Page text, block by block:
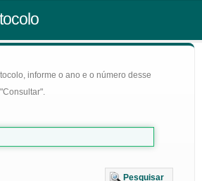
informe o ano e o número desse
Pesquisar